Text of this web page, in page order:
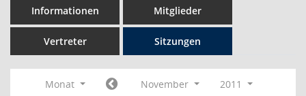
Informationen Mitglieder
Vertreter Sitzungen
Monat November
2011